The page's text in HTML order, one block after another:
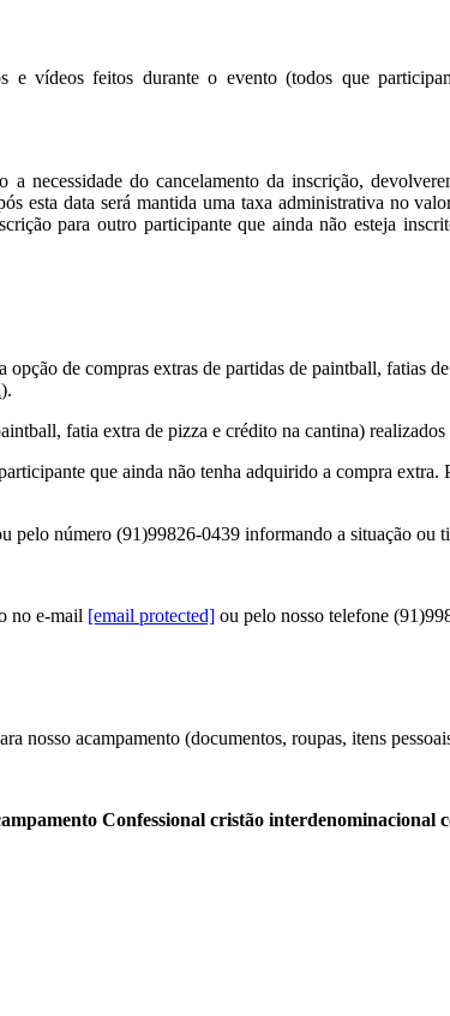
vídeos feitos durante o evento (todos que
a necessidade do cancelamento da inscrição,
esta data será mantida uma taxa administrativa no
para outro participante que ainda não esteja
de compras extras de partidas de paintball, fatias
).
fatia extra de pizza e crédito na cantina)
que ainda não tenha adquirido a compra
pelo número (91)99826-0439 informando a situação ou
no e-mail [email protected] ou pelo nosso telefone
nosso acampamento (documentos, roupas, itens
Confessional cristão interdenominacional